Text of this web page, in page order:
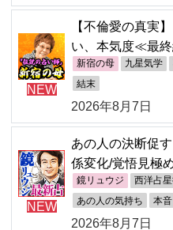
NEW
【不倫愛の真実
い、本気度≪最
新宿の母 九星気学
結末
2026年8月7日
NEW
あの人の決断促
係変化/覚悟見極
鏡リュウジ 西洋占
あの人の気持ち 本音
2026年8月7日